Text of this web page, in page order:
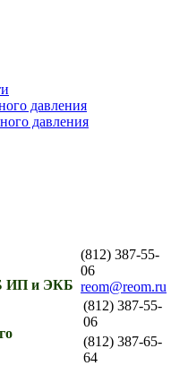
давления
давления
ИП и ЭКБ
(812) 387-55-
06
reom@reom.ru
(812) 387-55-
06
(812) 387-65-
64